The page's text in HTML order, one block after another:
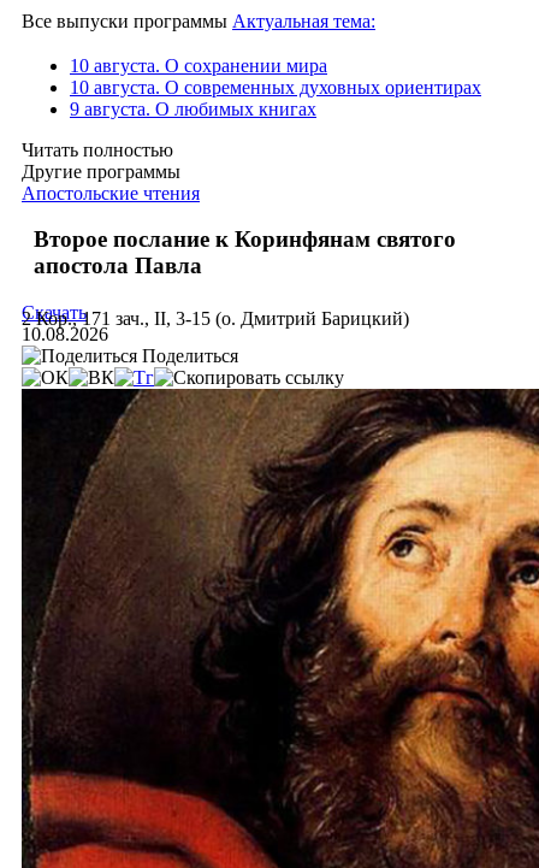
Все выпуски программы Актуальная тема:
10 августа. О сохранении мира
10 августа. О современных духовных ориентирах
9 августа. О любимых книгах
Читать полностью
Другие программы
Апостольские чтения
Второе послание к Коринфянам святого
апостола Павла
2 Кор., 171 зач., II, 3-15 (о. Дмитрий Барицкий)
Скачать
10.08.2026
Поделиться